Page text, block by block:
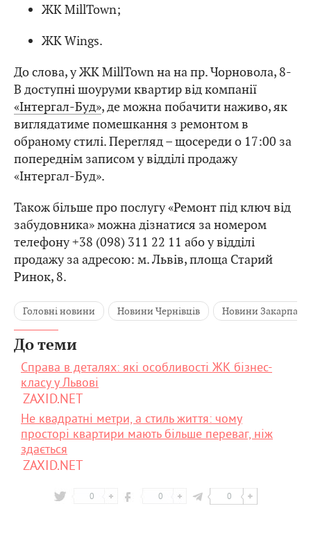
ЖК MillTown;
ЖК Wings.
До слова, у ЖК MillTown на на пр. Чорновола, 8-
В доступні шоуруми квартир від компанії
«Інтергал-Буд», де можна побачити наживо, як
виглядатиме помешкання з ремонтом в
обраному стилі. Перегляд – щосереди о 17:00 за
попереднім записом у відділі продажу
«Інтергал-Буд».
Також більше про послугу «Ремонт під ключ від
забудовника» можна дізнатися за номером
телефону +38 (098) 311 22 11 або у відділі
продажу за адресою: м. Львів, площа Старий
Ринок, 8.
Головні новини Новини Чернівців Новини
До теми
Справа в деталях: які особливості ЖК бізнес-
класу у Львові
ZAXID.NET
Не квадратні метри, а стиль життя: чому
просторі квартири мають більше переваг, ніж
здається
ZAXID.NET
0 0 0